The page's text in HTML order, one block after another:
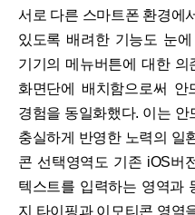
서로 다른 스마트폰 환경에
있도록 배려한 기능도 눈
기기의 메뉴버튼에 대한
화면단에 배치함으로써
경험을 동일화했다. 이는 안
충실하게 반영한 노력의 일
콘 선택영역도 기존 iOS버
텍스트를 입력하는 영역과
지 타이핑과 이모티콘 영역